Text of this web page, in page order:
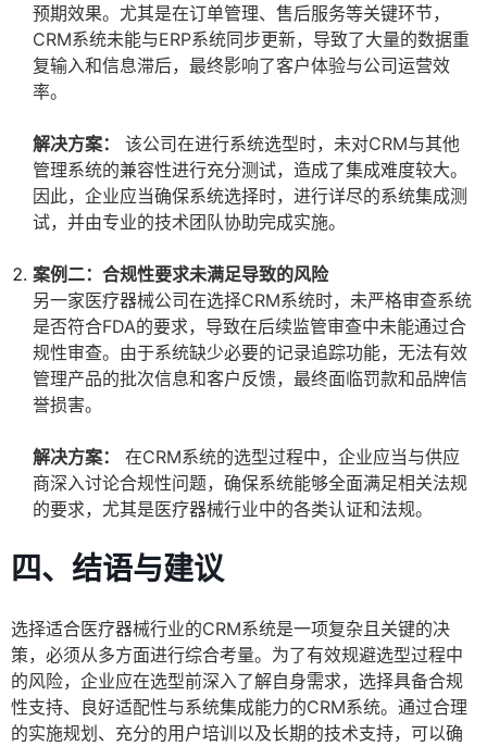
预期效果。尤其是在订单管理、售后服务等关键环节，
CRM系统未能与ERP系统同步更新，导致了大量的数据重
复输入和信息滞后，最终影响了客户体验与公司运营效
率。
解决方案：
该公司在进行系统选型时，未对CRM与其他
管理系统的兼容性进行充分测试，造成了集成难度较大。
因此，企业应当确保系统选择时，进行详尽的系统集成测
试，并由专业的技术团队协助完成实施。
案例二：合规性要求未满足导致的风险
另一家医疗器械公司在选择CRM系统时，未严格审查系统
是否符合FDA的要求，导致在后续监管审查中未能通过合
规性审查。由于系统缺少必要的记录追踪功能，无法有效
管理产品的批次信息和客户反馈，最终面临罚款和品牌信
誉损害。
解决方案：
在CRM系统的选型过程中，企业应当与供应
商深入讨论合规性问题，确保系统能够全面满足相关法规
的要求，尤其是医疗器械行业中的各类认证和法规。
四、结语与建议
选择适合医疗器械行业的CRM系统是一项复杂且关键的决
策，必须从多方面进行综合考量。为了有效规避选型过程中
的风险，企业应在选型前深入了解自身需求，选择具备合规
性支持、良好适配性与系统集成能力的CRM系统。通过合理
的实施规划、充分的用户培训以及长期的技术支持，可以确